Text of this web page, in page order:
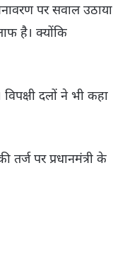
पर सवाल उठाया
है। क्योंकि
दलों ने भी कहा
पर प्रधानमंत्री के